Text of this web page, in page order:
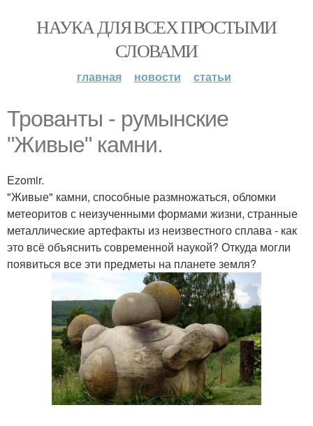
НАУКА ДЛЯ ВСЕХ ПРОСТЫМИ
СЛОВАМИ
главная новости статьи
Трованты - румынские
"Живые" камни.
Ezomir.
"Живые" камни, способные размножаться, обломки
метеоритов с неизученными формами жизни, странные
металлические артефакты из неизвестного сплава - как
это всё объяснить современной наукой? Откуда могли
появиться все эти предметы на планете земля?